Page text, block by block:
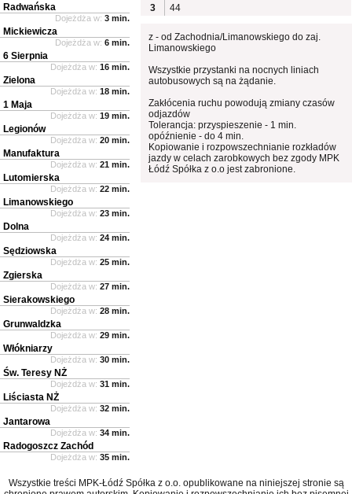
3
44
z - od Zachodnia/Limanowskiego do zaj.
Limanowskiego
Wszystkie przystanki na nocnych liniach
autobusowych są na żądanie.
Zakłócenia ruchu powodują zmiany czasów
odjazdów
Tolerancja: przyspieszenie - 1 min.
opóźnienie - do 4 min.
Kopiowanie i rozpowszechnianie rozkładów
jazdy w celach zarobkowych bez zgody MPK
Łódź Spółka z o.o jest zabronione.
Radwańska
Dojeżdża w: 3 min.
Mickiewicza
Dojeżdża w: 6 min.
6 Sierpnia
Dojeżdża w: 16 min.
Zielona
Dojeżdża w: 18 min.
1 Maja
Dojeżdża w: 19 min.
Legionów
Dojeżdża w: 20 min.
Manufaktura
Dojeżdża w: 21 min.
Lutomierska
Dojeżdża w: 22 min.
Limanowskiego
Dojeżdża w: 23 min.
Dolna
Dojeżdża w: 24 min.
Sędziowska
Dojeżdża w: 25 min.
Zgierska
Dojeżdża w: 27 min.
Sierakowskiego
Dojeżdża w: 28 min.
Grunwaldzka
Dojeżdża w: 29 min.
Włókniarzy
Dojeżdża w: 30 min.
Św. Teresy NŻ
Dojeżdża w: 31 min.
Liściasta NŻ
Dojeżdża w: 32 min.
Jantarowa
Dojeżdża w: 34 min.
Radogoszcz Zachód
Dojeżdża w: 35 min.
Wszystkie treści MPK-Łódź Spółka z o.o. opublikowane na niniejszej stronie są